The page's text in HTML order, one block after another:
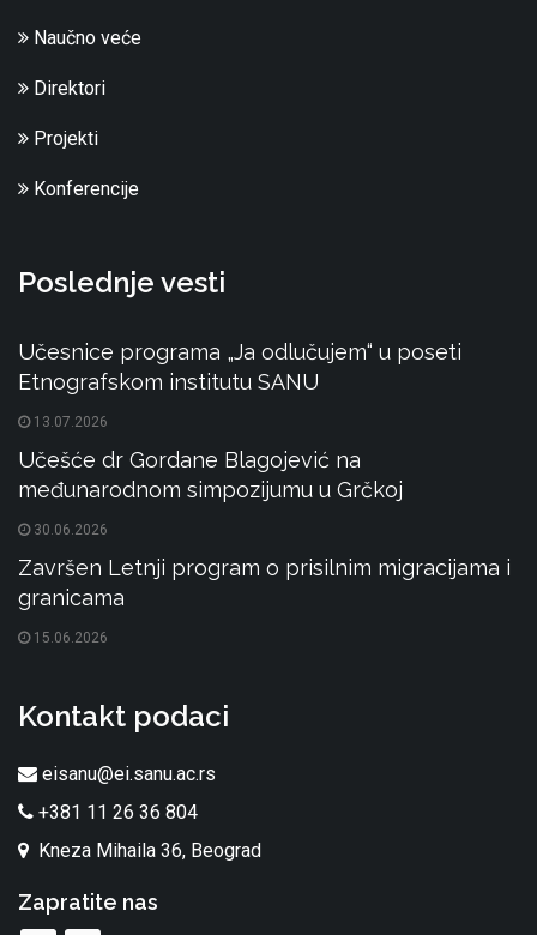
Naučno veće
Direktori
Projekti
Konferencije
Poslednje vesti
Učesnice programa „Ja odlučujem“ u poseti
Etnografskom institutu SANU
13.07.2026
Učešće dr Gordane Blagojević na
međunarodnom simpozijumu u Grčkoj
30.06.2026
Završen Letnji program o prisilnim migracijama i
granicama
15.06.2026
Kontakt podaci
eisanu@ei.sanu.ac.rs
+381 11 26 36 804
Kneza Mihaila 36, Beograd
Zapratite nas